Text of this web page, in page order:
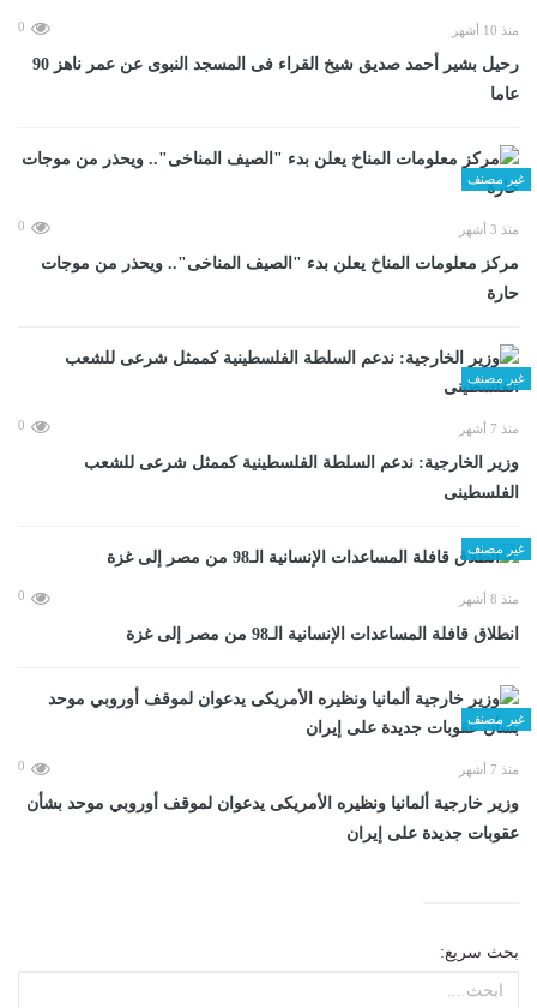
منذ 10 أشهر 0
رحيل بشير أحمد صديق شيخ القراء فى المسجد النبوى عن عمر ناهز 90
عاما
غير مصنف
منذ 3 أشهر 0
مركز معلومات المناخ يعلن بدء "الصيف المناخى".. ويحذر من موجات
حارة
غير مصنف
منذ 7 أشهر 0
وزير الخارجية: ندعم السلطة الفلسطينية كممثل شرعى للشعب
الفلسطينى
غير مصنف
منذ 8 أشهر 0
انطلاق قافلة المساعدات الإنسانية الـ98 من مصر إلى غزة
غير مصنف
منذ 7 أشهر 0
وزير خارجية ألمانيا ونظيره الأمريكى يدعوان لموقف أوروبي موحد بشأن
عقوبات جديدة على إيران
بحث سريع: